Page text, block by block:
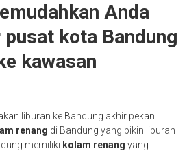
Anda
kota Bandung
kawasan
liburan ke Bandung akhir pekan
renang di Bandung yang bikin liburan
memiliki kolam renang yang